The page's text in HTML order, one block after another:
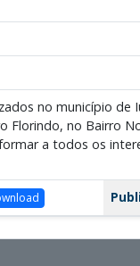
no município de
no Bairro
a todos os